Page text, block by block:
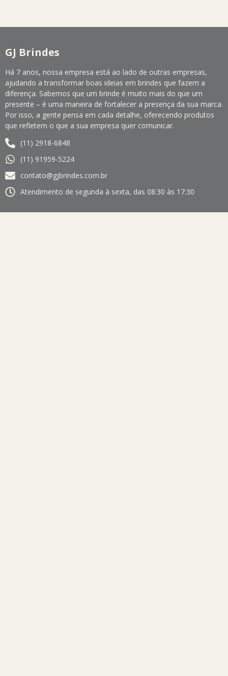
GJ Brindes
Há 7 anos, nossa empresa está ao lado de outras empresas,
ajudando a transformar boas ideias em brindes que fazem a
diferença. Sabemos que um brinde é muito mais do que um
presente – é uma maneira de fortalecer a presença da sua marca.
Por isso, a gente pensa em cada detalhe, oferecendo produtos
que refletem o que a sua empresa quer comunicar.
(11) 2918-6848
(11) 91959-5224
contato@gjbrindes.com.br
Atendimento de segunda à sexta, das 08:30 às 17:30